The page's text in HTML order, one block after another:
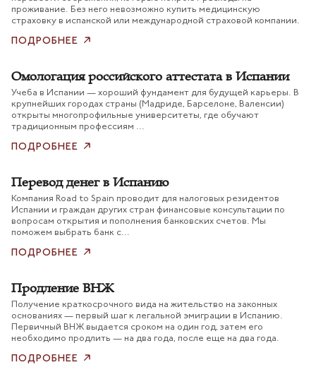
проживание. Без него невозможно купить медицинскую
страховку в испанской или международной страховой компании.
ПОДРОБНЕЕ
Омологация российского аттестата в Испании
Учеба в Испании — хороший фундамент для будущей карьеры. В
крупнейших городах страны (Мадриде, Барселоне, Валенсии)
открыты многопрофильные университеты, где обучают
традиционным профессиям ...
ПОДРОБНЕЕ
Перевод денег в Испанию
Компания Road to Spain проводит для налоговых резидентов
Испании и граждан других стран финансовые консультации по
вопросам открытия и пополнения банковских счетов. Мы
поможем выбрать банк с...
ПОДРОБНЕЕ
Продление ВНЖ
Получение краткосрочного вида на жительство на законных
основаниях — первый шаг к легальной эмиграции в Испанию.
Первичный ВНЖ выдается сроком на один год, затем его
необходимо продлить — на два года, после еще на два года.
ПОДРОБНЕЕ